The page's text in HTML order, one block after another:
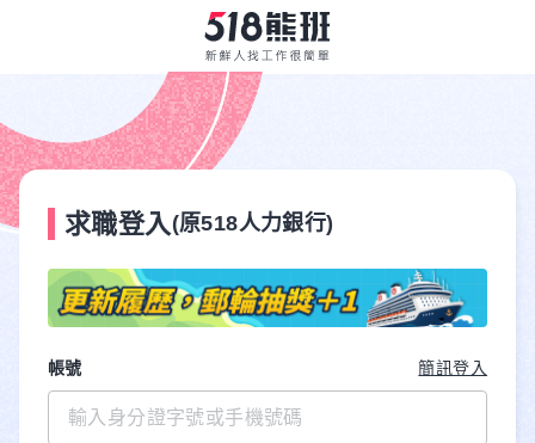
求職登入 (原518人力銀行)
帳號 簡訊登入